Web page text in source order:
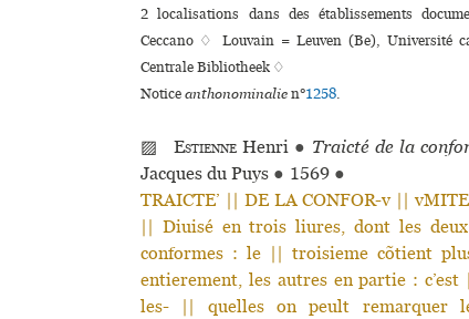
2 localisations dans des établissements
Ceccano ♢ Louvain = Leuven (Be), Université
Centrale Bibliotheek ♢
Noticeanthonominalien°1258.
▨ Estienne Henri ● Traicté de la
Jacques du Puys ● 1569 ●
TRAICTE’ || DE LA CONFOR-v ||
|| Diuisé en trois liures, dont les
conformes : le || troisieme cõtient
entierement, les autres en partie :
les- || quelles on peult remarquer